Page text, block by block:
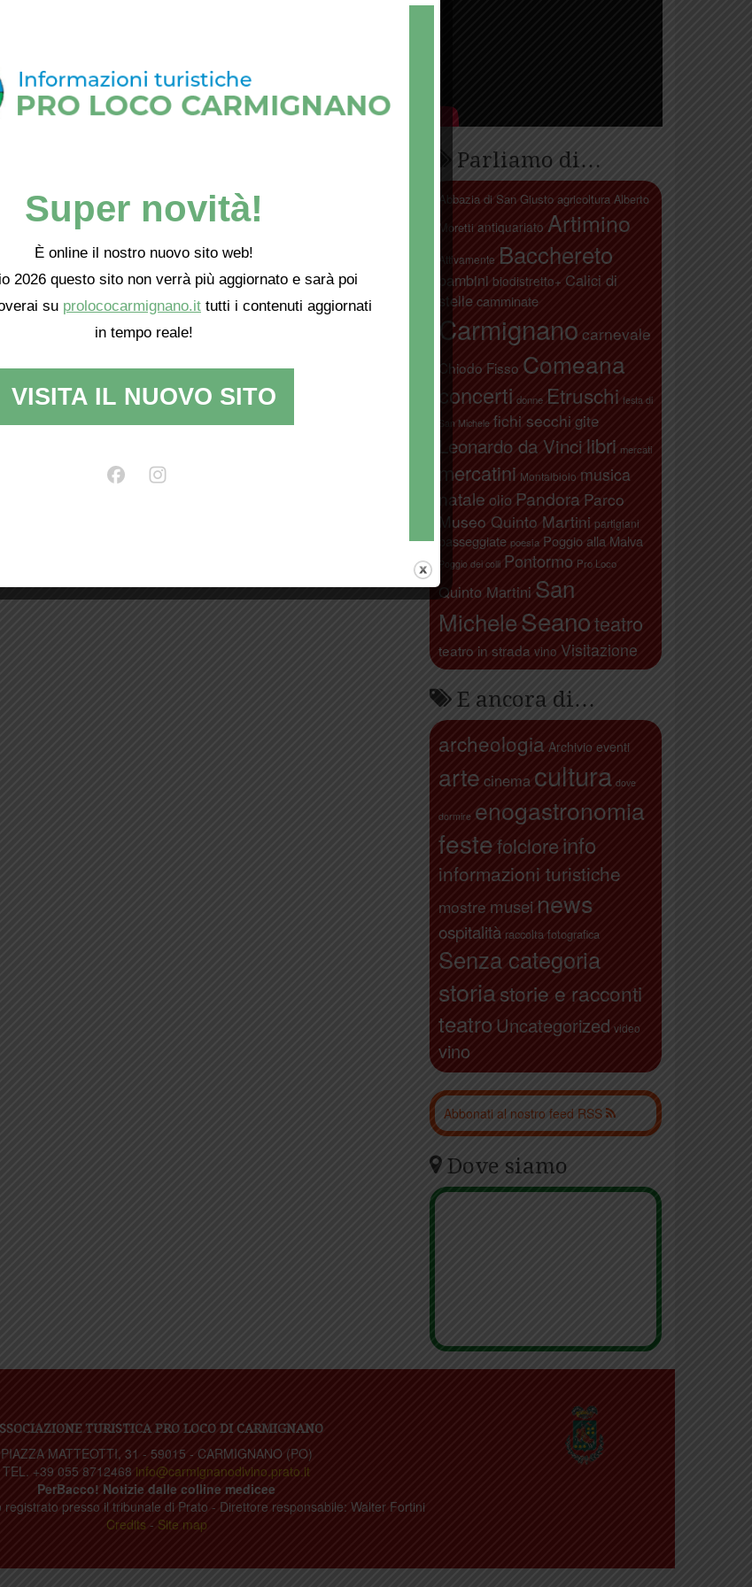
Parliamo di…
Abbazia di San Giusto agricoltura Alberto
Moretti antiquariato Artimino
Attivamente Bacchereto
bambini biodistretto+ Calici di
stelle camminate
Carmignano carnevale
Chiodo Fisso Comeana
concerti donne Etruschi festa di
San Michele fichi secchi gite
Leonardo da Vinci libri mercati
mercatini Montalbiolo musica
natale olio Pandora Parco
Museo Quinto Martini partigiani
passeggiate poesia Poggio alla Malva
Poggio dei colli Pontormo Pro Loco
Quinto Martini San
MicheleSeanoteatro
teatro in strada vino Visitazione
E ancora di…
archeologia Archivio eventi
arte cinema cultura dove
dormire enogastronomia
festefolcloreinfo
informazioni turistiche
mostre musei news
ospitalità raccolta fotografica
Senza categoria
storiastorie e racconti
teatro Uncategorized video
vino
Abbonati al nostro feed RSS
Dove siamo
TURISTICA PRO LOCO DI CARMIGNANO
PIAZZA MATTEOTTI, 31 - 59015 - CARMIGNANO (PO)
TEL. +39 055 8712468 info@carmignanodivino.prato.it
PerBacco! Notizie dalle colline medicee
registrato presso il tribunale di Prato - Direttore responsabile: Walter Fortini
Credits - Site map
Super novità!
È online il nostro nuovo sito web!
2026 questo sito non verrà più aggiornato e sarà poi
su prolococarmignano.it tutti i contenuti aggiornati
in tempo reale!
VISITA IL NUOVO SITO